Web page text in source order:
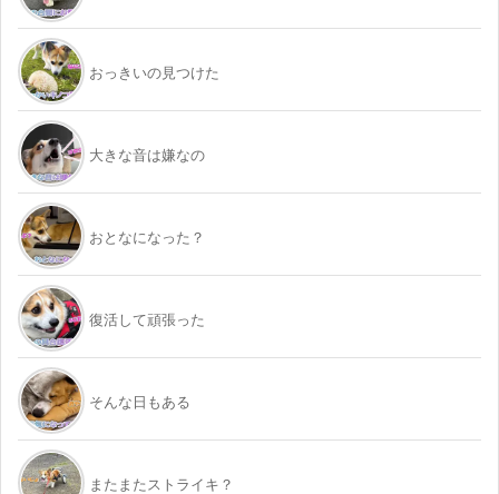
おっきいの見つけた
大きな音は嫌なの
おとなになった？
復活して頑張った
そんな日もある
またまたストライキ？